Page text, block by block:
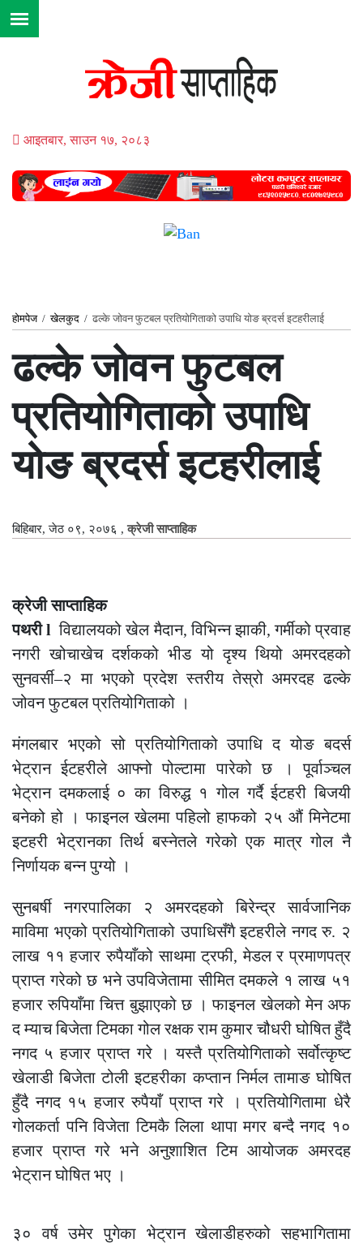
आइतबार, साउन १७, २०८३
होमपेज/खेलकुद / ढल्के जोवन फुटबल प्रतियोगिताको उपाधि योङ ब्रदर्स इटहरीलाई
ढल्के जोवन फुटबल
प्रतियोगिताको उपाधि
योङ ब्रदर्स इटहरीलाई
बिहिबार, जेठ ०९, २०७६ ,क्रेजी साप्ताहिक
क्रेजी साप्ताहिक
पथरी l विद्यालयको खेल मैदान, विभिन्न झाकी, गर्मीको प्रवाह
नगरी खोचाखेच दर्शकको भीड यो दृश्य थियो अमरदहको
सुनवर्सी–२ मा भएको प्रदेश स्तरीय तेस्रो अमरदह ढल्के
जोवन फुटबल प्रतियोगिताको ।
मंगलबार भएको सो प्रतियोगिताको उपाधि द योङ बदर्स
भेट्रान ईटहरीले आफ्नो पोल्टामा पारेको छ । पूर्वाञ्चल
भेट्रान दमकलाई ० का विरुद्ध १ गोल गर्दै ईटहरी बिजयी
बनेको हो । फाइनल खेलमा पहिलो हाफको २५ औं मिनेटमा
इटहरी भेट्रानका तिर्थ बस्नेतले गरेको एक मात्र गोल नै
निर्णायक बन्न पुग्यो ।
सुनबर्षी नगरपालिका २ अमरदहको बिरेन्द्र सार्वजानिक
माविमा भएको प्रतियोगिताको उपाधिसँगै इटहरीले नगद रु. २
लाख ११ हजार रुपैयाँको साथमा ट्रफी, मेडल र प्रमाणपत्र
प्राप्त गरेको छ भने उपविजेतामा सीमित दमकले १ लाख ५१
हजार रुपियाँमा चित्त बुझाएको छ । फाइनल खेलको मेन अफ
द म्याच बिजेता टिमका गोल रक्षक राम कुमार चौधरी घोषित हुँदै
नगद ५ हजार प्राप्त गरे । यस्तै प्रतियोगिताको सर्वोत्कृष्ट
खेलाडी बिजेता टोली इटहरीका कप्तान निर्मल तामाङ घोषित
हुँदै नगद १५ हजार रुपैयाँ प्राप्त गरे । प्रतियोगितामा धेरै
गोलकर्ता पनि विजेता टिमकै लिला थापा मगर बन्दै नगद १०
हजार प्राप्त गरे भने अनुशाशित टिम आयोजक अमरदह
भेट्रान घोषित भए ।
३० वर्ष उमेर पुगेका भेट्रान खेलाडीहरुको सहभागितामा